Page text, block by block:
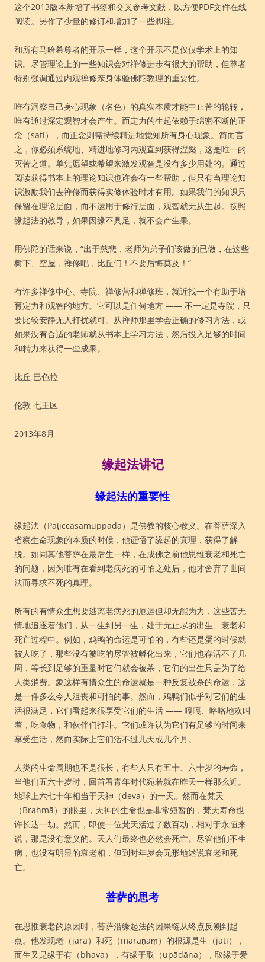
这个2013版本新增了书签和交叉参考文献，以方便PDF文件在线
阅读。另作了少量的修订和增加了一些脚注。
和所有马哈希尊者的开示一样，这个开示不是仅仅学术上的知
识。尽管理论上的一些知识会对禅修进步有很大的帮助，但尊者
特别强调通过内观禅修亲身体验佛陀教理的重要性。
唯有洞察自己身心现象（名色）的真实本质才能中止苦的轮转，
唯有通过深定观智才会产生。而定力的生起依赖于绵密不断的正
念（sati），而正念则需持续精进地觉知所有身心现象。简而言
之，你必须系统地、精进地修习内观直到获得涅槃，这是唯一的
灭苦之道。单凭愿望或希望来激发观智是没有多少用处的。通过
阅读获得书本上的理论知识也许会有一些帮助，但只有当理论知
识激励我们去禅修而获得实修体验时才有用。如果我们的知识只
保留在理论层面，而不运用于修行层面，观智就无从生起。按照
缘起法的教导，如果因缘不具足，就不会产生果。
用佛陀的话来说，“出于慈悲，老师为弟子们该做的已做，在这些
树下、空屋，禅修吧，比丘们！不要后悔莫及！”
有许多禅修中心、寺院、禅修营和禅修班，就近找一个有助于培
育定力和观智的地方。它可以是任何地方 —— 不一定是寺院，只
要比较安静无人打扰就可。从禅师那里学会正确的修习方法，或
如果没有合适的老师就从书本上学习方法，然后投入足够的时间
和精力来获得一些成果。
比丘 巴色拉
伦敦 七王区
2013年8月
缘起法讲记
缘起法的重要性
缘起法（Paṭiccasamuppāda）是佛教的核心教义。在菩萨深入
省察生命现象的本质的时候，他证悟了缘起的真理，获得了解
脱。如同其他菩萨在最后生一样，在成佛之前他思维衰老和死亡
的问题，因为唯有在看到老病死的可怕之处后，他才舍弃了世间
法而寻求不死的真理。
所有的有情众生想要逃离老病死的厄运但却无能为力，这些苦无
情地追逐着他们，从一生到另一生，处于无止尽的出生、衰老和
死亡过程中。例如，鸡鸭的命运是可怕的，有些还是蛋的时候就
被人吃了，那些没有被吃的尽管被孵化出来，它们也存活不了几
周，等长到足够的重量时它们就会被杀，它们的出生只是为了给
人类消费。象这样有情众生的命运就是一种反复被杀的命运，这
是一件多么令人沮丧和可怕的事。然而，鸡鸭们似乎对它们的生
活很满足，它们看起来很享受它们的生活 —— 嘎嘎、咯咯地欢叫
着，吃食物，和伙伴们打斗。它们或许认为它们有足够的时间来
享受生活，然而实际上它们活不过几天或几个月。
人类的生命周期也不是很长，有些人只有五十、六十岁的寿命，
当他们五六十岁时，回首看青年时代宛若就在昨天一样那么近。
地球上六七十年相当于天神（deva）的一天。然而在梵天
（Brahmā）的眼里，天神的生命也是非常短暂的，梵天寿命也
许长达一劫。然而，即使一位梵天活过了数百劫，相对于永恒来
说，那是没有意义的。天人们最终也必然会死亡。尽管他们不生
病，也没有明显的衰老相，但到时年岁会无形地述说衰老和死
亡。
菩萨的思考
在思惟衰老的原因时，菩萨沿缘起法的因果链从终点反溯到起
点。他发现老（jarā）和死（maraṇaṃ）的根源是生（jāti），
而生又是缘于有（bhava），有缘于取（upādāna），取缘于爱